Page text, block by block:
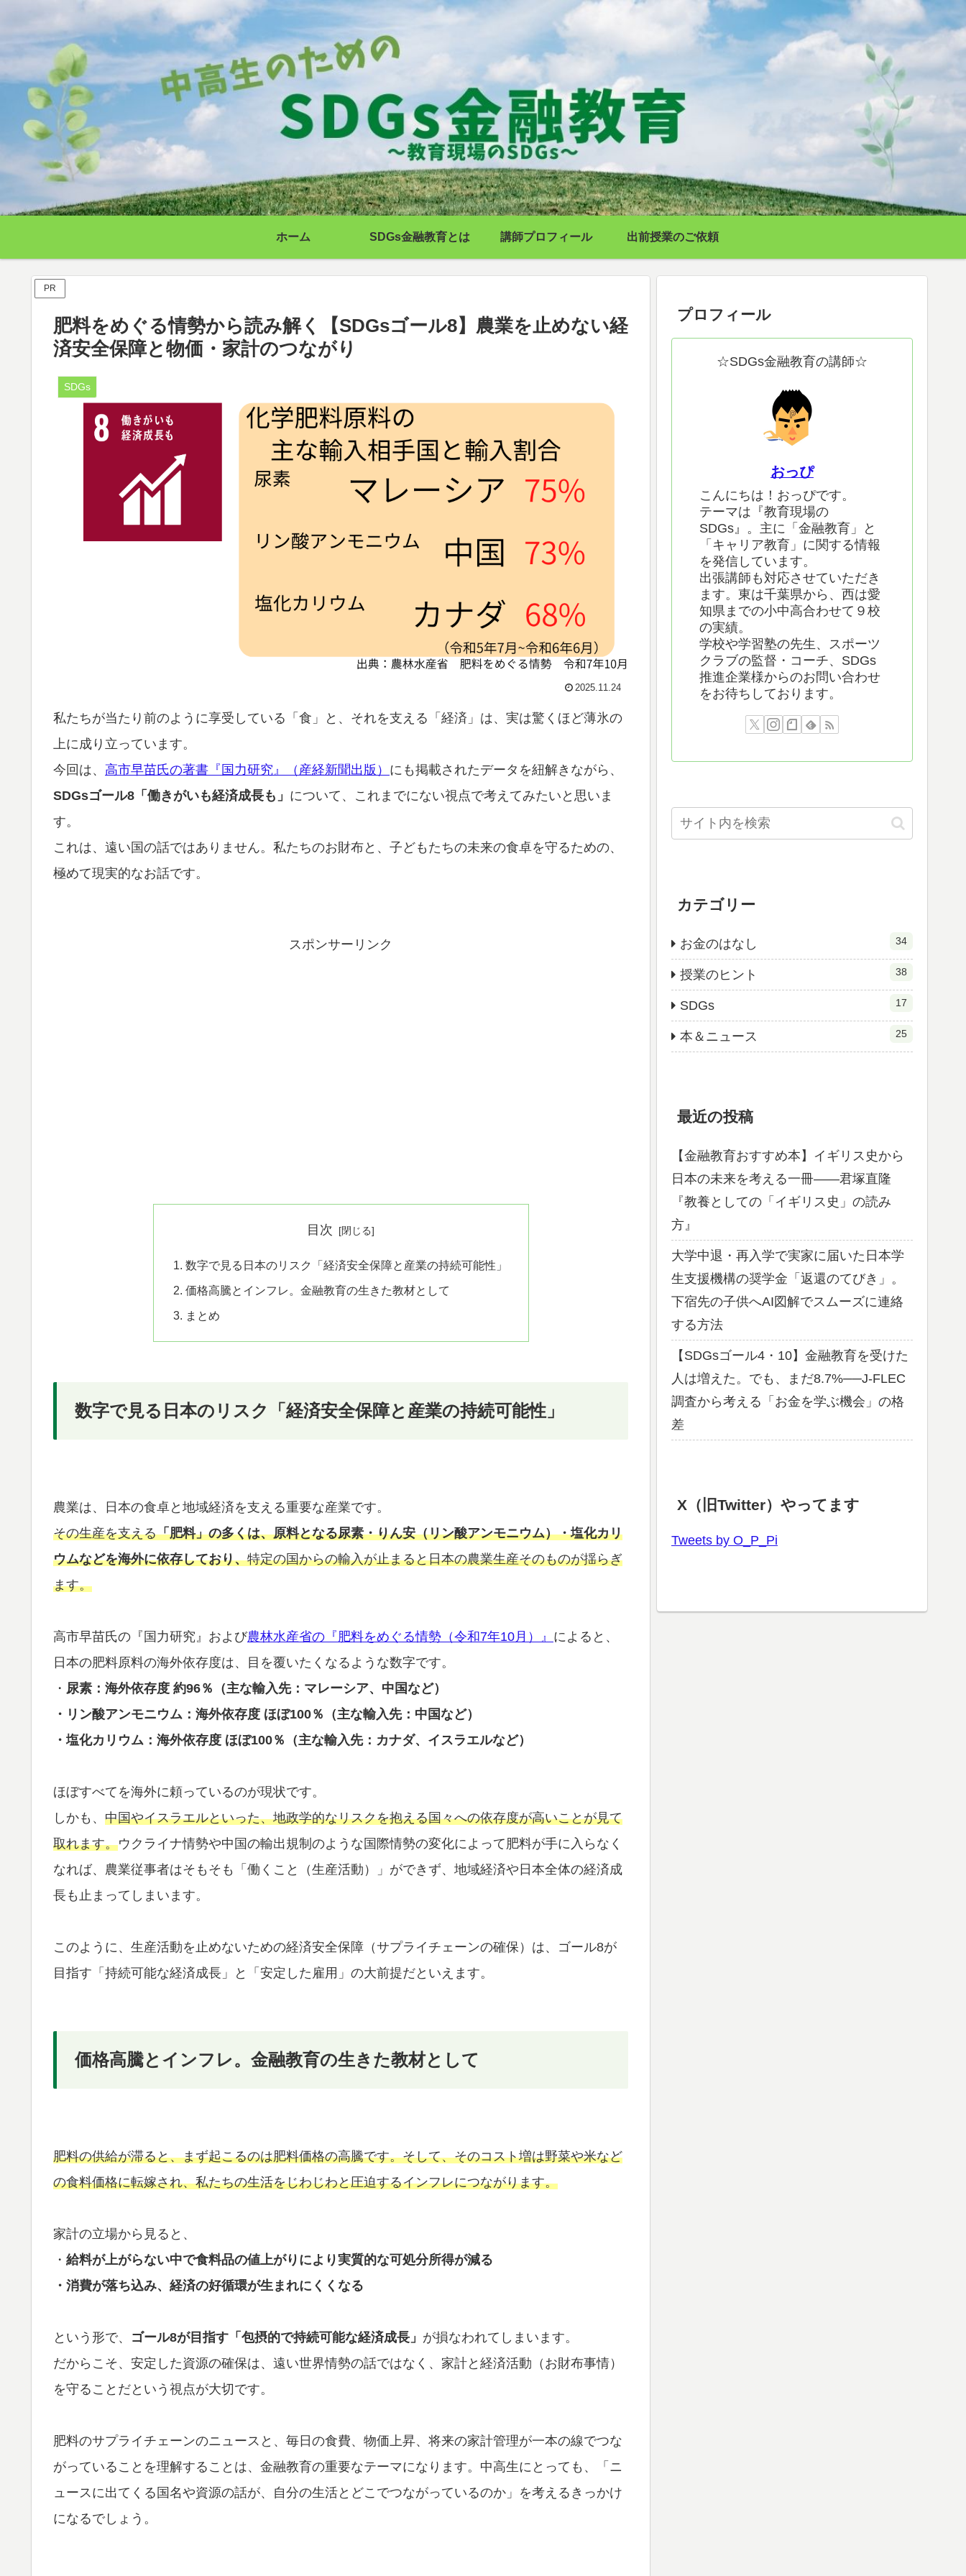
ホーム SDGs金融教育とは 講師プロフィール 出前授業のご依頼
PR
肥料をめぐる情勢から読み解く【SDGsゴール8】農業を止めない経
済安全保障と物価・家計のつながり
SDGs
2025.11.24
私たちが当たり前のように享受している「食」と、それを支える「経済」は、実は驚くほど薄氷の
上に成り立っています。
今回は、 高市早苗氏の著書『国力研究』（産経新聞出版） にも掲載されたデータを紐解きながら、
SDGsゴール8「働きがいも経済成長も」 について、これまでにない視点で考えてみたいと思いま
す。
これは、遠い国の話ではありません。私たちのお財布と、子どもたちの未来の食卓を守るための、
極めて現実的なお話です。
スポンサーリンク
目次
数字で見る日本のリスク「経済安全保障と産業の持続可能性」
価格高騰とインフレ。金融教育の生きた教材として
まとめ
数字で見る日本のリスク「経済安全保障と産業の持続可能性」
農業は、日本の食卓と地域経済を支える重要な産業です。
その生産を支える「肥料」の多くは、原料となる尿素・りん安（リン酸アンモニウム）・塩化カリ
ウムなどを海外に依存しており、特定の国からの輸入が止まると日本の農業生産そのものが揺らぎ
ます。
高市早苗氏の『国力研究』および農林水産省の『肥料をめぐる情勢（令和7年10月）』 によると、
日本の肥料原料の海外依存度は、目を覆いたくなるような数字です。
・ 尿素：海外依存度 約96％（主な輸入先：マレーシア、中国など）
・リン酸アンモニウム：海外依存度 ほぼ100％（主な輸入先：中国など）
・塩化カリウム：海外依存度 ほぼ100％（主な輸入先：カナダ、イスラエルなど）
ほぼすべてを海外に頼っているのが現状です。
しかも、 中国やイスラエルといった、地政学的なリスクを抱える国々への依存度が高いことが見て
取れます。ウクライナ情勢や中国の輸出規制のような国際情勢の変化によって肥料が手に入らなく
なれば、農業従事者はそもそも「働くこと（生産活動）」ができず、地域経済や日本全体の経済成
長も止まってしまいます。
このように、生産活動を止めないための経済安全保障（サプライチェーンの確保）は、ゴール8が
目指す「持続可能な経済成長」と「安定した雇用」の大前提だといえます。
価格高騰とインフレ。金融教育の生きた教材として
肥料の供給が滞ると、まず起こるのは肥料価格の高騰です。そして、そのコスト増は野菜や米など
の食料価格に転嫁され、私たちの生活をじわじわと圧迫するインフレにつながります。
家計の立場から見ると、
・ 給料が上がらない中で食料品の値上がりにより実質的な可処分所得が減る
・消費が落ち込み、経済の好循環が生まれにくくなる
という形で、 ゴール8が目指す「包摂的で持続可能な経済成長」 が損なわれてしまいます。
だからこそ、安定した資源の確保は、遠い世界情勢の話ではなく、家計と経済活動（お財布事情）
を守ることだという視点が大切です。
肥料のサプライチェーンのニュースと、毎日の食費、物価上昇、将来の家計管理が一本の線でつな
がっていることを理解することは、金融教育の重要なテーマになります。中高生にとっても、「ニ
ュースに出てくる国名や資源の話が、自分の生活とどこでつながっているのか」を考えるきっかけ
になるでしょう。
プロフィール
☆SDGs金融教育の講師☆
おっぴ
こんにちは！おっぴです。
テーマは『教育現場の
SDGs』。主に「金融教育」と
「キャリア教育」に関する情報
を発信しています。
出張講師も対応させていただき
ます。東は千葉県から、西は愛
知県までの小中高合わせて９校
の実績。
学校や学習塾の先生、スポーツ
クラブの監督・コーチ、SDGs
推進企業様からのお問い合わせ
をお待ちしております。
カテゴリー
お金のはなし 34
授業のヒント 38
SDGs 17
本＆ニュース 25
最近の投稿
【金融教育おすすめ本】イギリス史から
日本の未来を考える一冊――君塚直隆
『教養としての「イギリス史」の読み
方』
大学中退・再入学で実家に届いた日本学
生支援機構の奨学金「返還のてびき」。
下宿先の子供へAI図解でスムーズに連絡
する方法
【SDGsゴール4・10】金融教育を受けた
人は増えた。でも、まだ8.7%──J-FLEC
調査から考える「お金を学ぶ機会」の格
差
X（旧Twitter）やってます
Tweets by O_P_Pi